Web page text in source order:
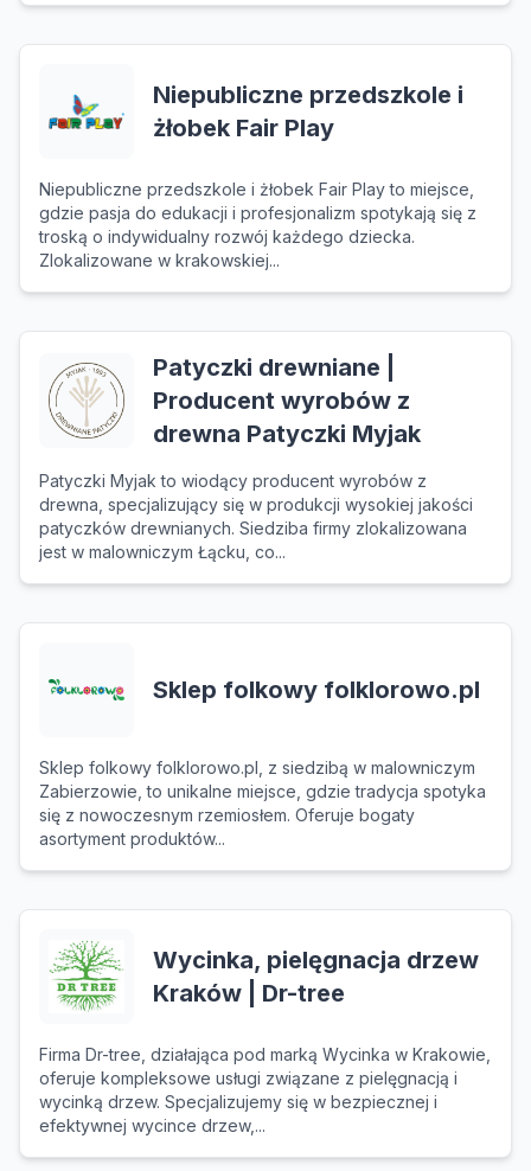
Niepubliczne przedszkole i
żłobek Fair Play
Niepubliczne przedszkole i żłobek Fair Play to miejsce,
gdzie pasja do edukacji i profesjonalizm spotykają się z
troską o indywidualny rozwój każdego dziecka.
Zlokalizowane w krakowskiej...
Patyczki drewniane |
Producent wyrobów z
drewna Patyczki Myjak
Patyczki Myjak to wiodący producent wyrobów z
drewna, specjalizujący się w produkcji wysokiej jakości
patyczków drewnianych. Siedziba firmy zlokalizowana
jest w malowniczym Łącku, co...
Sklep folkowy folklorowo.pl
Sklep folkowy folklorowo.pl, z siedzibą w malowniczym
Zabierzowie, to unikalne miejsce, gdzie tradycja spotyka
się z nowoczesnym rzemiosłem. Oferuje bogaty
asortyment produktów...
Wycinka, pielęgnacja drzew
Kraków | Dr-tree
Firma Dr-tree, działająca pod marką Wycinka w Krakowie,
oferuje kompleksowe usługi związane z pielęgnacją i
wycinką drzew. Specjalizujemy się w bezpiecznej i
efektywnej wycince drzew,...